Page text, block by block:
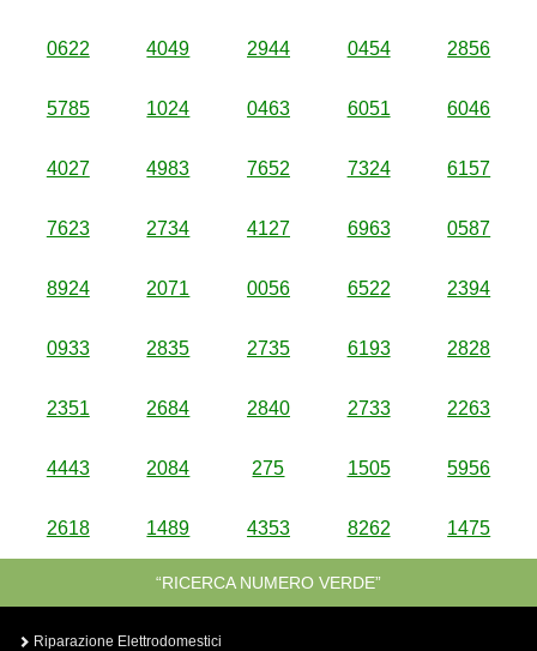
0622 4049 2944 0454 2856
5785 1024 0463 6051 6046
4027 4983 7652 7324 6157
7623 2734 4127 6963 0587
8924 2071 0056 6522 2394
0933 2835 2735 6193 2828
2351 2684 2840 2733 2263
4443 2084 275 1505 5956
2618 1489 4353 8262 1475
“RICERCA NUMERO VERDE”
Riparazione Elettrodomestici